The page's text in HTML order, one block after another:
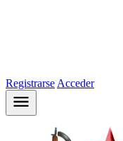
Registrarse Acceder